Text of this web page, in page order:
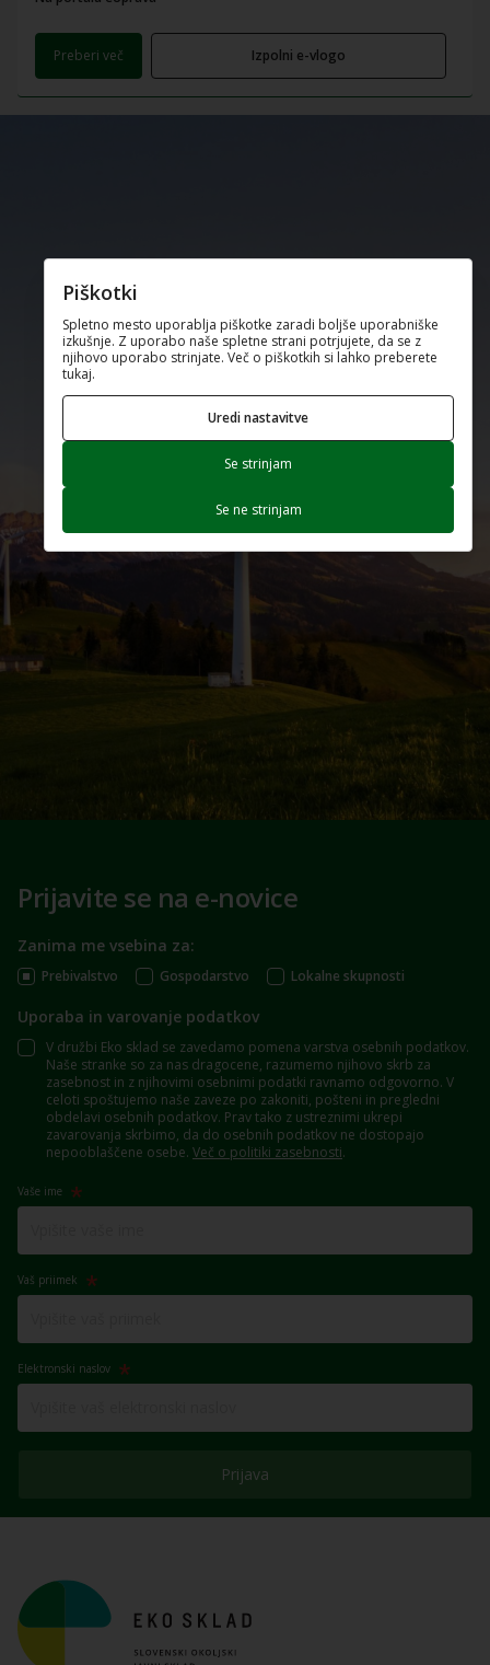
Preberi več Izpolni e-vlogo
Prijavite se na e-novice
Zanima me vsebina za:
Prebivalstvo Gospodarstvo Lokalne skupnosti
Uporaba in varovanje podatkov
V družbi Eko sklad se zavedamo pomena varstva osebnih podatkov.
Naše stranke so za nas dragocene, razumemo njihovo skrb za
zasebnost in z njihovimi osebnimi podatki ravnamo odgovorno. V
celoti spoštujemo naše zaveze po zakoniti, pošteni in pregledni
obdelavi osebnih podatkov. Prav tako z ustreznimi ukrepi
zavarovanja skrbimo, da do osebnih podatkov ne dostopajo
nepooblaščene osebe. Več o politiki zasebnosti.
Vaše ime
Vaš priimek
Elektronski naslov
Prijava
Piškotki
Spletno mesto uporablja piškotke zaradi boljše uporabniške
izkušnje. Z uporabo naše spletne strani potrjujete, da se z
njihovo uporabo strinjate. Več o piškotkih si lahko preberete
tukaj.
Uredi nastavitve
Se strinjam
Se ne strinjam